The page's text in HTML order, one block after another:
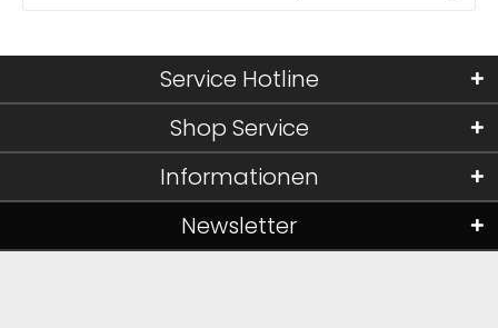
Service Hotline
Shop Service
Informationen
Newsletter